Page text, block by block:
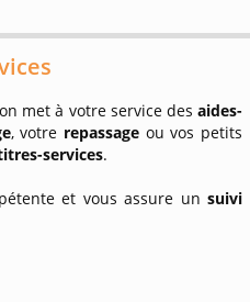
met à votre service des aides-
, votre repassage ou vos petits
services.
et vous assure un suivi